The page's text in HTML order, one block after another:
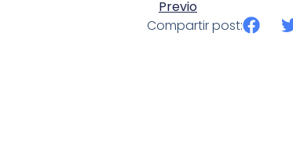
Previo
Compartir post: